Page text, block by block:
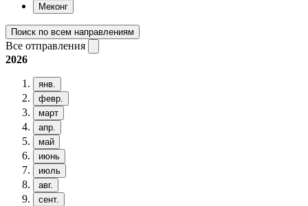
Меконг
Поиск по всем направлениям
Все отправления
2026
янв.
февр.
март
апр.
май
июнь
июль
авг.
сент.